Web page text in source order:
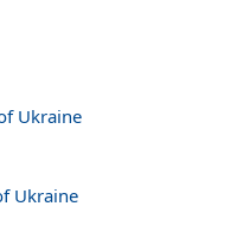
Ukraine
Ukraine